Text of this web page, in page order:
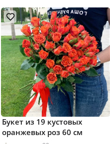
Букет из 19 кустовых
оранжевых роз 60 см